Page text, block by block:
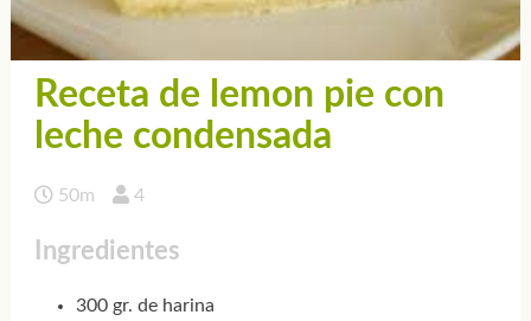
Receta de lemon pie con
leche condensada
50m 4
Ingredientes
300 gr. de harina